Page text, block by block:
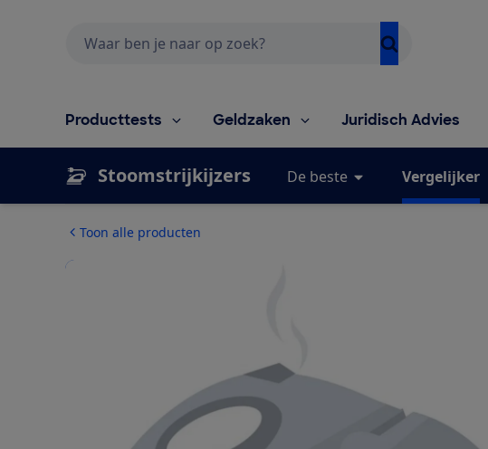
Producttests Geldzaken Juridisch Advies
Stoomstrijkijzers De beste Vergelijker
Toon alle producten